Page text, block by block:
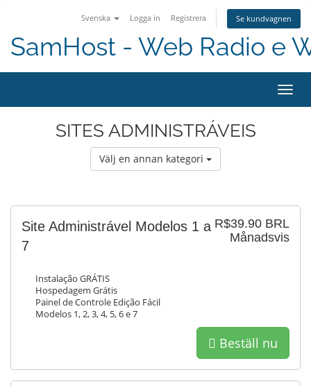
Svenska Logga in Registrera Se kundvagnen
SamHost - Web Radio e
SITES ADMINISTRÁVEIS
Välj en annan kategori
R$39.90 BRL
Månadsvis
Site Administrável Modelos 1 a
7
Instalação GRÁTIS
Hospedagem Grátis
Painel de Controle Edição Fácil
Modelos 1, 2, 3, 4, 5, 6 e 7
Beställ nu